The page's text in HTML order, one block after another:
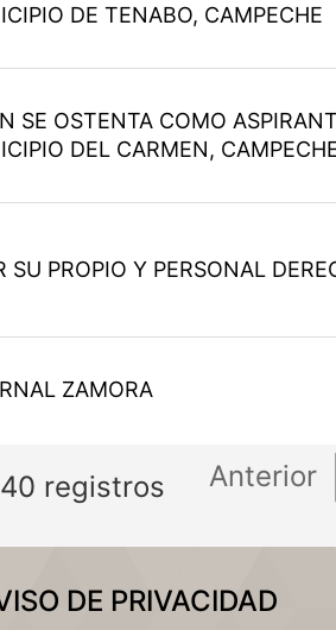
DE TENABO, CAMPECHE
SE OSTENTA COMO
DEL CARMEN,
PROPIO Y PERSONAL
ZAMORA
registros Anterior
DE PRIVACIDAD